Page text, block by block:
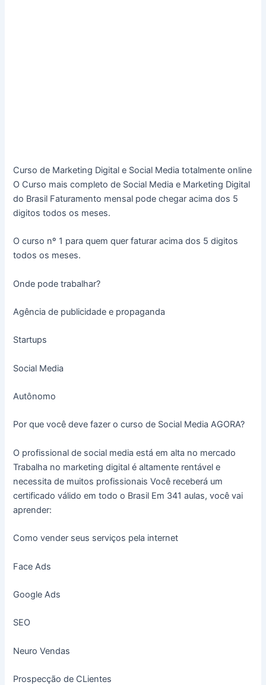
Curso de Marketing Digital e Social Media totalmente online
O Curso mais completo de Social Media e Marketing Digital
do Brasil Faturamento mensal pode chegar acima dos 5
digitos todos os meses.
O curso nº 1 para quem quer faturar acima dos 5 digitos
todos os meses.
Onde pode trabalhar?
Agência de publicidade e propaganda
Startups
Social Media
Autônomo
Por que você deve fazer o curso de Social Media AGORA?
O profissional de social media está em alta no mercado
Trabalha no marketing digital é altamente rentável e
necessita de muitos profissionais Você receberá um
certificado válido em todo o Brasil Em 341 aulas, você vai
aprender:
Como vender seus serviços pela internet
Face Ads
Google Ads
SEO
Neuro Vendas
Prospecção de CLientes